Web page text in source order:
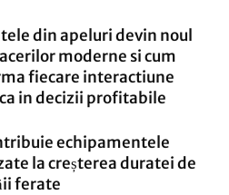
din apeluri devin noul
moderne si cum
fiecare interactiune
in decizii profitabile
echipamentele
la creșterea duratei de
ferate